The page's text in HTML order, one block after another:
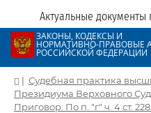
Актуальные документы
ЗАКОНЫ, КОДЕКСЫ И
НОРМАТИВНО-ПРАВОВЫЕ
РОССИЙСКОЙ ФЕДЕРАЦИИ
| Судебная практика
Президиума Верховного
Приговор: По п. "г" ч. 4 ст.